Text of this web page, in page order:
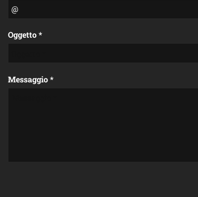
Oggetto *
Messaggio *